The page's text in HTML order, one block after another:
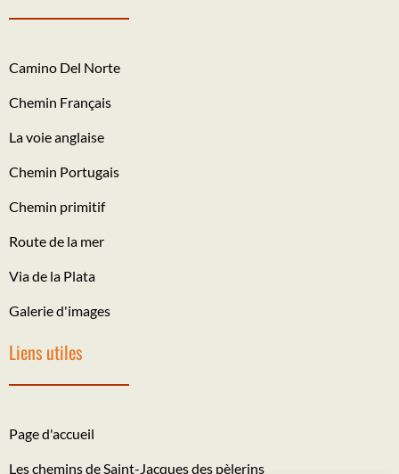
Camino Del Norte
Chemin Français
La voie anglaise
Chemin Portugais
Chemin primitif
Route de la mer
Via de la Plata
Galerie d'images
Liens utiles
Page d'accueil
Les chemins de Saint-Jacques des pèlerins